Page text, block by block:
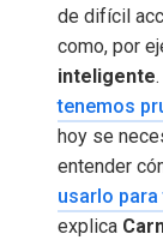
de difícil
como, por
inteligente
tenemos
hoy se
entender
usarlo
explica